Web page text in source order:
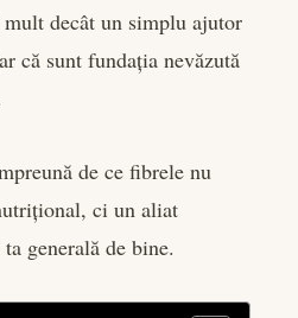
decât un simplu ajutor
că sunt fundația nevăzută
de ce fibrele nu
ci un aliat
generală de bine.